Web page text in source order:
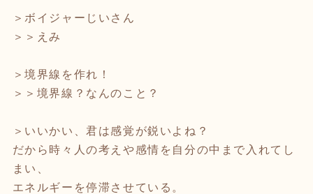
＞ボイジャーじいさん
＞＞えみ
＞境界線を作れ！
＞＞境界線？なんのこと？
＞いいかい、君は感覚が鋭いよね？
だから時々人の考えや感情を自分の中まで入れてし
まい、
エネルギーを停滞させている。